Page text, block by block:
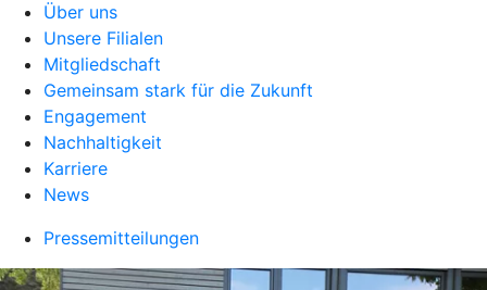
Über uns
Unsere Filialen
Mitgliedschaft
Gemeinsam stark für die Zukunft
Engagement
Nachhaltigkeit
Karriere
News
Pressemitteilungen